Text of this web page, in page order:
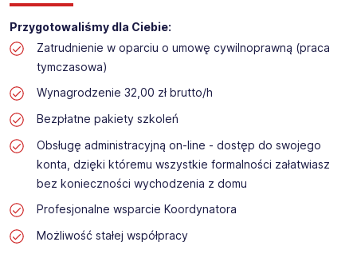
Przygotowaliśmy dla Ciebie:
Zatrudnienie w oparciu o umowę cywilnoprawną (praca
tymczasowa)
Wynagrodzenie 32,00 zł brutto/h
Bezpłatne pakiety szkoleń
Obsługę administracyjną on-line - dostęp do swojego
konta, dzięki któremu wszystkie formalności załatwiasz
bez konieczności wychodzenia z domu
Profesjonalne wsparcie Koordynatora
Możliwość stałej współpracy